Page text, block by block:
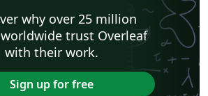
why over 25 million
trust Overleaf
with their work.
Sign up for free